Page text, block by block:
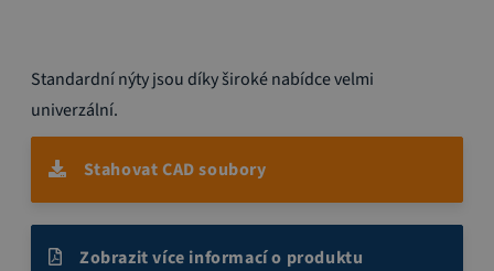
na
začátek
galerie
obrázky
Standardní nýty jsou díky široké nabídce velmi
univerzální.
Stahovat CAD soubory
Zobrazit více informací o produktu